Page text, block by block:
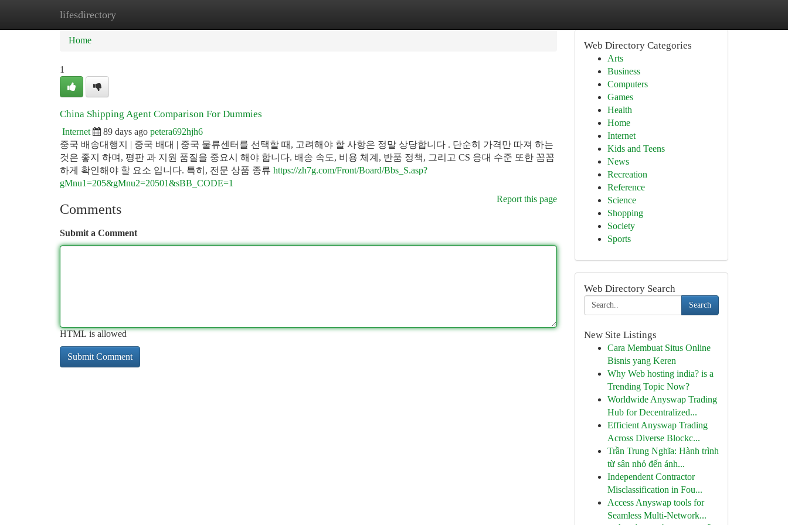
lifesdirectory
Home
Home
1
China Shipping Agent Comparison For Dummies
Internet 89 days ago petera692hjh6
중국 배송대행지 | 중국 배대 | 중국 물류센터를 선택할 때, 고려해야 할 사항은 정말 상당합니다 . 단순히 가격만 따져 하는
것은 좋지 하며, 평판 과 지원 품질을 중요시 해야 합니다. 배송 속도, 비용 체계, 반품 정책, 그리고 CS 응대 수준 또한 꼼꼼
하게 확인해야 할 요소 입니다. 특히, 전문 상품 종류 https://zh7g.com/Front/Board/Bbs_S.asp?
gMnu1=205&gMnu2=20501&sBB_CODE=1
Report this page
Comments
Submit a Comment
HTML is allowed
Web Directory Categories
Arts
Business
Computers
Games
Health
Home
Internet
Kids and Teens
News
Recreation
Reference
Science
Shopping
Society
Sports
Web Directory Search
Search
New Site Listings
Cara Membuat Situs Online
Bisnis yang Keren
Why Web hosting india? is a
Trending Topic Now?
Worldwide Anyswap Trading
Hub for Decentralized...
Efficient Anyswap Trading
Across Diverse Blockc...
Trần Trung Nghĩa: Hành trình
từ sân nhỏ đến ánh...
Independent Contractor
Misclassification in Fou...
Access Anyswap tools for
Seamless Multi-Network...